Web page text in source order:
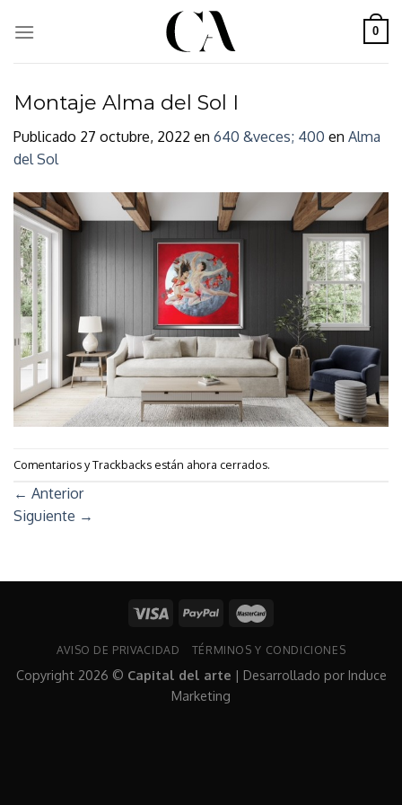
0
Montaje Alma del Sol I
Publicado 27 octubre, 2022 en 640 &veces; 400 en Alma
del Sol
Comentarios y Trackbacks están ahora cerrados.
← Anterior
Siguiente →
AVISO DE PRIVACIDAD TÉRMINOS Y CONDICIONES
Copyright 2026 © Capital del arte | Desarrollado por Induce
Marketing